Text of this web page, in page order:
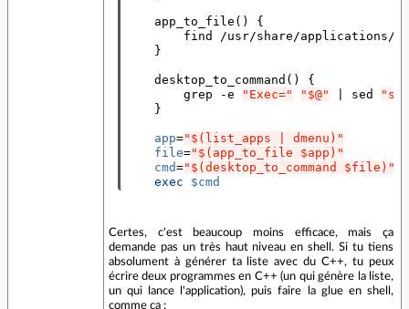
    app_to_file
()
{
find /usr/share/applications/
}
    desktop_to_command
()
{
        grep -e
"Exec=" "$@" | sed
"s/
}
app="$(list_apps | dmenu)"
file="$(app_to_file $app)"
cmd="$(desktop_to_command $file)"
exec
$cmd
Certes, c'est beaucoup moins efficace, mais ça
demande pas un très haut niveau en shell. Si tu tiens
absolument à générer ta liste avec du C++, tu peux
écrire deux programmes en C++ (un qui génère la liste,
un qui lance l'application), puis faire la glue en shell,
comme ça :